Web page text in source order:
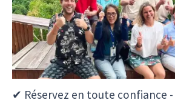
✔ Réservez en toute confiance -